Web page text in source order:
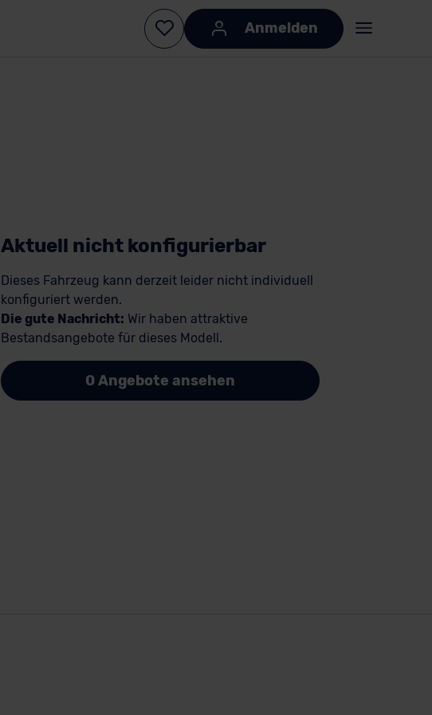
Anmelden
Aktuell nicht konfigurierbar
Dieses Fahrzeug kann derzeit leider nicht individuell
konfiguriert werden.
Die gute Nachricht: Wir haben attraktive
Bestandsangebote für dieses Modell.
0 Angebote ansehen